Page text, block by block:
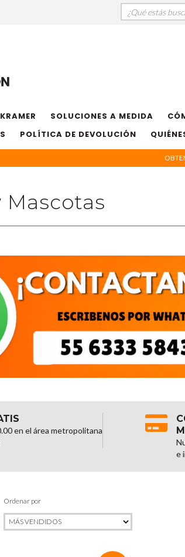
KRAMER SOLUCIONES A MEDIDA
POLÍTICA DE DEVOLUCIÓN
en el área metropolitana
e
Ordenar por